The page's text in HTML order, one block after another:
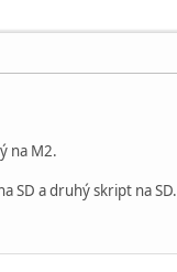
na M2.
SD a druhý skript na SD.